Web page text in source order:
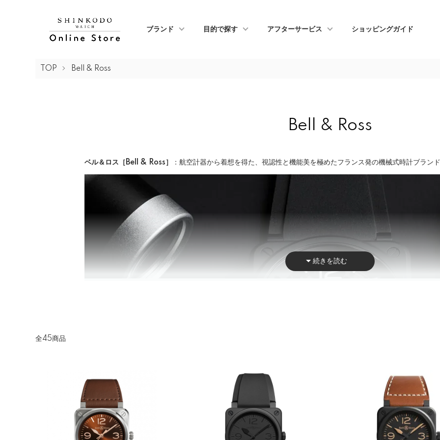
ブランド 目的で探す アフターサービス ショッピングガイド
TOP Bell & Ross
Bell & Ross
ベル＆ロス［Bell & Ross］ ：航空計器から着想を得た、視認性と機能美を極めたフランス発の機械式時計ブラン
全45商品